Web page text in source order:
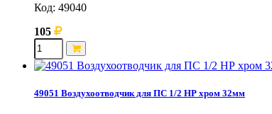
Код: 49040
105
49051 Воздухоотводчик для ПС 1/2 НР хром 32мм